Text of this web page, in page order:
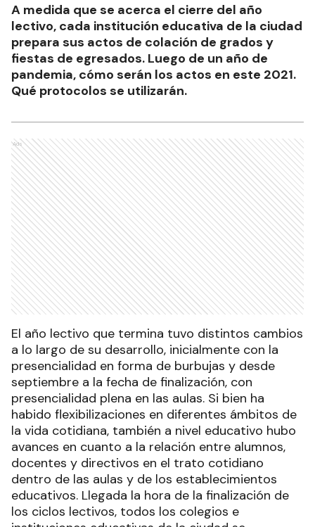
A medida que se acerca el cierre del año
lectivo, cada institución educativa de la ciudad
prepara sus actos de colación de grados y
fiestas de egresados. Luego de un año de
pandemia, cómo serán los actos en este 2021.
Qué protocolos se utilizarán.
Ads
El año lectivo que termina tuvo distintos cambios
a lo largo de su desarrollo, inicialmente con la
presencialidad en forma de burbujas y desde
septiembre a la fecha de finalización, con
presencialidad plena en las aulas. Si bien ha
habido flexibilizaciones en diferentes ámbitos de
la vida cotidiana, también a nivel educativo hubo
avances en cuanto a la relación entre alumnos,
docentes y directivos en el trato cotidiano
dentro de las aulas y de los establecimientos
educativos. Llegada la hora de la finalización de
los ciclos lectivos, todos los colegios e